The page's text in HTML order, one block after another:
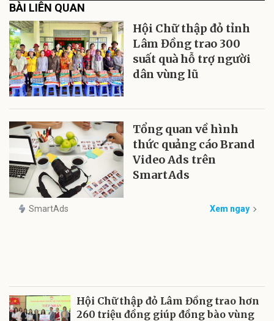
BÀI LIÊN QUAN
Hội Chữ thập đỏ tỉnh
Lâm Đồng trao 300
suất quà hỗ trợ người
dân vùng lũ
Tổng quan về hình
thức quảng cáo Brand
Video Ads trên
SmartAds
SmartAds Xem ngay
Hội Chữ thập đỏ Lâm Đồng trao hơn
260 triệu đồng giúp đồng bào vùng